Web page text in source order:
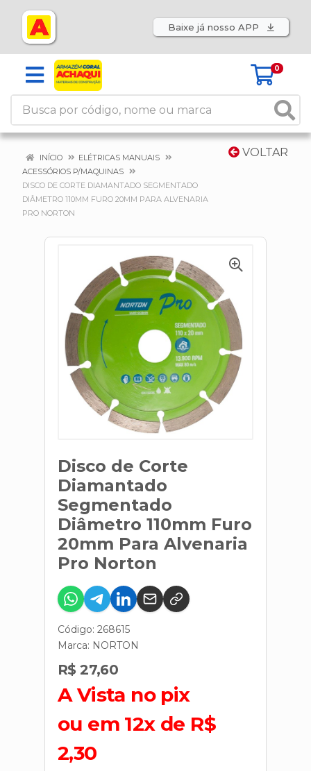
Baixe já nosso APP
0
VOLTAR
INÍCIO
ELÉTRICAS MANUAIS
ACESSÓRIOS P/MAQUINAS
DISCO DE CORTE DIAMANTADO SEGMENTADO
DIÂMETRO 110MM FURO 20MM PARA ALVENARIA
PRO NORTON
Disco de Corte
Diamantado
Segmentado
Diâmetro 110mm Furo
20mm Para Alvenaria
Pro Norton
Código: 268615
Marca: NORTON
R$ 27,60
A Vista no pix
ou em 12x de R$
2,30